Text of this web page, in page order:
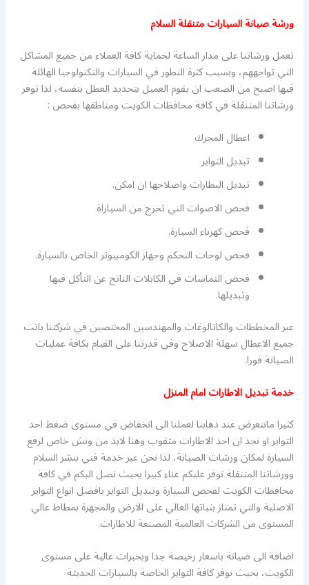
ورشة صيانة السيارات متنقلة السلام
تعمل ورشاتنا على مدار الساعة لحماية كافة العملاء من جميع المشاكل
التي تواجههم، وبسبب كثرة التطور في السيارات والتكنولوجيا الهائلة
فيها اصبح من الصعب ان يقوم العميل بتحديد العطل بنفسه، لذا توفر
ورشاتنا المتنقلة في كافة محافظات الكويت ومناطقها بفحص :
اعطال المحرك
تبديل التواير
تبديل البطارات واصلاحها ان امكن.
فحص الاصوات التي تخرج من السياراة
فحص كهرباء السيارة.
فحص لوحات التحكم وجهاز الكومبيوتر الخاص بالسيارة.
فحص التماسات في الكابلات الناتج عن التأكل فيها
وتبديلها.
عبر المخططات والكاتالوغات والمهندسين المختصين في شركتنا باتت
جميع الاعطال سهلة الاصلاح وفي قدرتنا على القيام بكافة عمليات
الصيانة فورا.
خدمة تبديل الاطارات امام المنزل
كثيرا مانتعرض عند ذهابنا لعملنا الى انخفاض في مستوى ضغط احد
التواير او نجد ان احد الاطارات مثقوب وهنا لابد من ونش خاص لرفع
السيارة لمكان ورشات الصيانة، لذا نحن عبر خدمة فني بنشر السلام
وورشاتنا المتنقلة نوفر عليكم عناء كبيرا بحيث نصل اليكم في كافة
محافظات الكويت لفحص السيارة وتبديل التواير بافضل انواع التواير
الاصلية والتي تمتاز بثباتها العالي على الارض والمجهزة بمطاط عالي
المستوى من الشركات العالمية المصنعة للاطارات.
اضافة الى صيانة باسعار رخيصة جدا وبخبرات عالية على مستوى
الكويت، بحيث نوفر كافة التواير الخاصة بالسيارات الحديثة